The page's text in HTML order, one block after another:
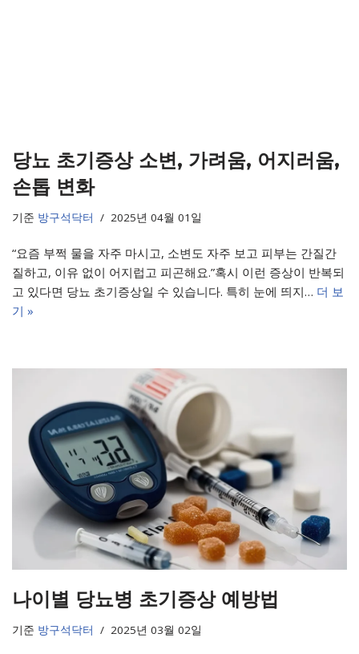
당뇨 초기증상 소변, 가려움, 어지러움,
손톱 변화
기준 방구석닥터 2025년 04월 01일
“요즘 부쩍 물을 자주 마시고, 소변도 자주 보고 피부는 간질간
질하고, 이유 없이 어지럽고 피곤해요.”혹시 이런 증상이 반복되
고 있다면 당뇨 초기증상일 수 있습니다. 특히 눈에 띄지… 더 보
기 »
나이별 당뇨병 초기증상 예방법
기준 방구석닥터 2025년 03월 02일